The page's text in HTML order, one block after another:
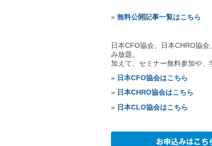
» 無料公開記事一覧はこちら
日本CFO協会、日本CHRO協
み放題。
加えて、セミナー無料参加や、
» 日本CFO協会はこちら
» 日本CHRO協会はこちら
» 日本CLO協会はこちら